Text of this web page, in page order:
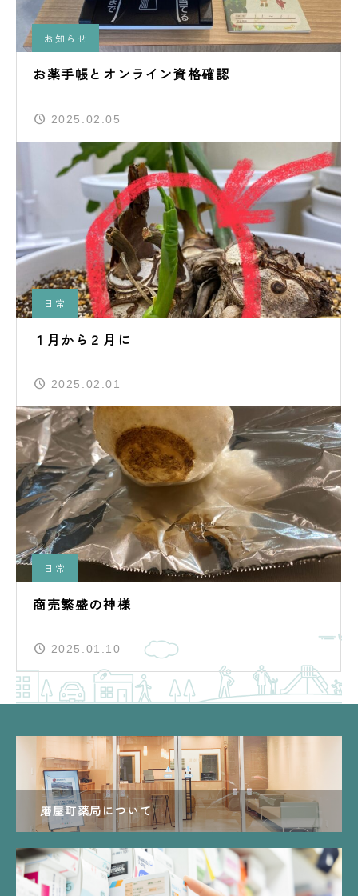
お知らせ
お薬手帳とオンライン資格確認
2025.02.05
日常
１月から２月に
2025.02.01
日常
商売繁盛の神様
2025.01.10
磨屋町薬局について